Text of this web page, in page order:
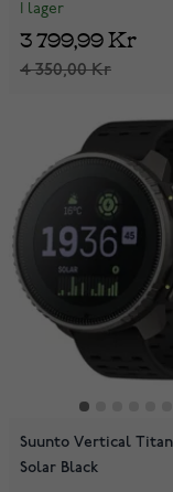
I lager
4 350,00 Kr
3 799,99 Kr
Suunto Vertical
Solar Black